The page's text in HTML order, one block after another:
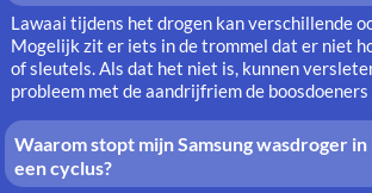
Lawaai tijdens het drogen kan verschillende
Mogelijk zit er iets in de trommel dat er niet
of sleutels. Als dat het niet is, kunnen
probleem met de aandrijfriem de boosdoeners
Waarom stopt mijn Samsung wasdroger in het midden van
een cyclus?